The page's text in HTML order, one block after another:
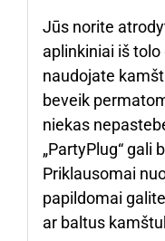
Jūs norite
aplinkiniai iš
naudojate
beveik
niekas
„PartyPlug“ gali
Priklausomai
papildomai
ar baltus